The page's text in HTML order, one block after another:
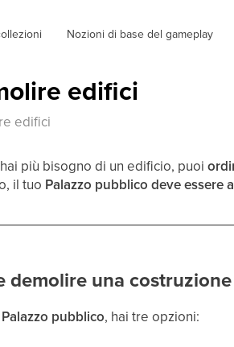
Nozioni di base del gameplay
edifici
edifici
più bisogno di un edificio, puoi
il tuo Palazzo pubblico deve essere
demolire una costruzione
Palazzo pubblico, hai tre opzioni: